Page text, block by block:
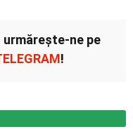
ne pe
!